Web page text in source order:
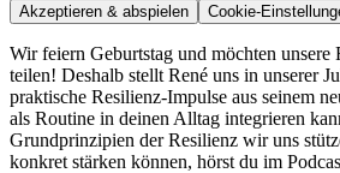
Akzeptieren & abspielen Cookie-
Wir feiern Geburtstag und möchten unsere
teilen! Deshalb stellt René uns in unserer
praktische Resilienz-Impulse aus seinem
als Routine in deinen Alltag integrieren
Grundprinzipien der Resilienz wir uns
konkret stärken können, hörst du im